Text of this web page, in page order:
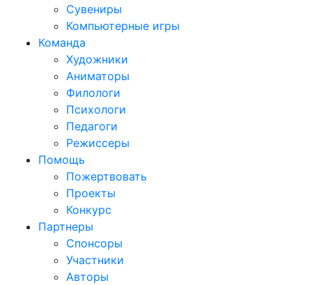
Сувениры
Компьютерные игры
Команда
Художники
Аниматоры
Филологи
Психологи
Педагоги
Режиссеры
Помощь
Пожертвовать
Проекты
Конкурс
Партнеры
Спонсоры
Участники
Авторы